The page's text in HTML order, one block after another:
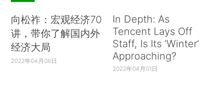
向松祚：宏观经济70
讲，带你了解国内外
经济大局
2022年04月06日
In Depth: As
Tencent Lays Off
Staff, Is Its ‘Winter’
Approaching?
2022年04月01日